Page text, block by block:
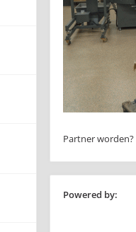
Partner worden?
Powered by: